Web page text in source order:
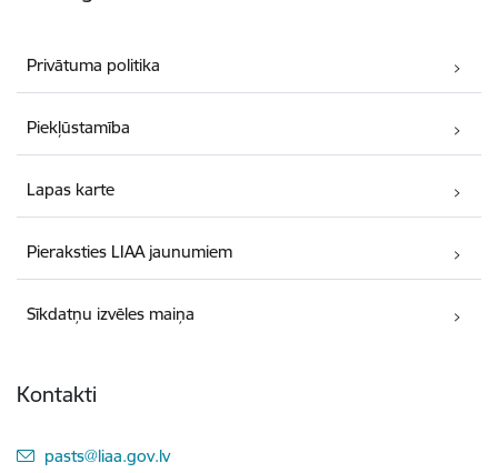
Privātuma politika
Piekļūstamība
Lapas karte
Pieraksties LIAA jaunumiem
Sīkdatņu izvēles maiņa
Kontakti
E-pasts:
pasts@liaa.gov.lv